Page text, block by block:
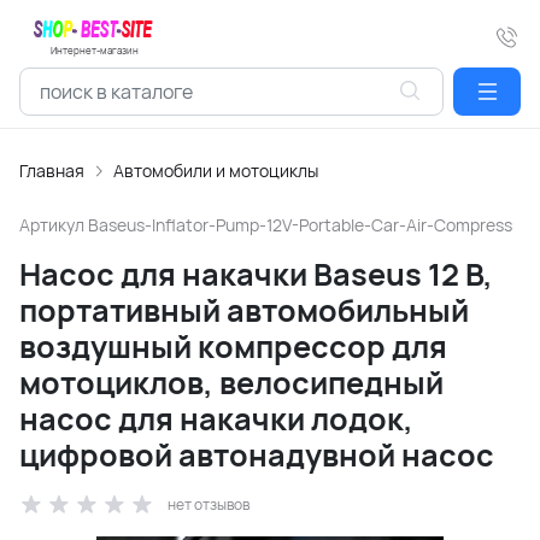
Интернет-магазин
Главная Автомобили и мотоциклы
Артикул Baseus-Inflator-Pump-12V-Portable-Car-Air-Compress
Насос для накачки Baseus 12 В,
портативный автомобильный
воздушный компрессор для
мотоциклов, велосипедный
насос для накачки лодок,
цифровой автонадувной насос
нет отзывов